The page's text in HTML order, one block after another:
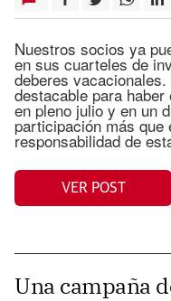
Nuestros socios ya
en sus cuarteles de
deberes
destacable para
en pleno julio y en un
participación más que
responsabilidad de
VER POST
Una campaña